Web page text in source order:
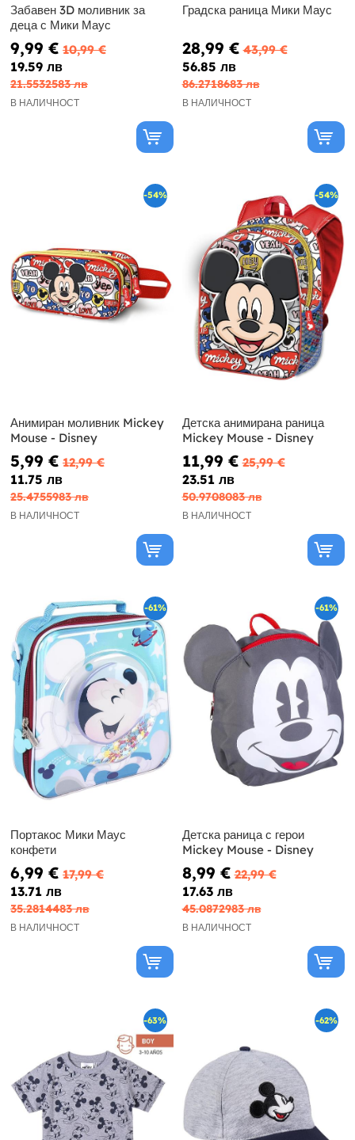
Забавен 3D моливник за
деца с Мики Маус
9,99 € 10,99 €
19.59 лв
21.5532583 лв
В НАЛИЧНОСТ
Градска раница Мики Маус
28,99 € 43,99 €
56.85 лв
86.2718683 лв
В НАЛИЧНОСТ
-54%
Анимиран моливник Mickey
Mouse - Disney
5,99 € 12,99 €
11.75 лв
25.4755983 лв
В НАЛИЧНОСТ
-54%
Детска анимирана раница
Mickey Mouse - Disney
11,99 € 25,99 €
23.51 лв
50.9708083 лв
В НАЛИЧНОСТ
-61%
Портакос Мики Маус
конфети
6,99 € 17,99 €
13.71 лв
35.2814483 лв
В НАЛИЧНОСТ
-61%
Детска раница с герои
Mickey Mouse - Disney
8,99 € 22,99 €
17.63 лв
45.0872983 лв
В НАЛИЧНОСТ
-63% -62%